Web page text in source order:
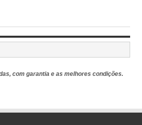
com garantia e as melhores condições.